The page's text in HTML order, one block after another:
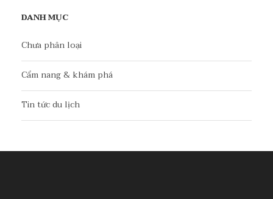
DANH MỤC
Chưa phân loại
Cẩm nang & khám phá
Tin tức du lịch